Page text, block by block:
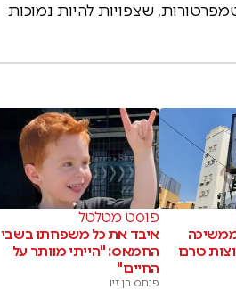
שצפויות להיות נמוכות
טרם
פוסט מטלטל
איבד את כל משפחתו בשבי
החמאס: "הייתי מוותר על
החיים"
פנחס בן זיו